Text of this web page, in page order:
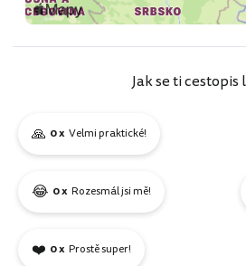
Jak se ti cestopis
🙏 0 x Velmi praktické!
😂 0 x Rozesmál jsi mě!
❤️ 0 x Prostě super!